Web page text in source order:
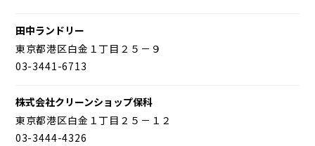
田中ランドリー
東京都港区白金１丁目２５－９
03-3441-6713
株式会社クリーンショップ保科
東京都港区白金１丁目２５－１２
03-3444-4326